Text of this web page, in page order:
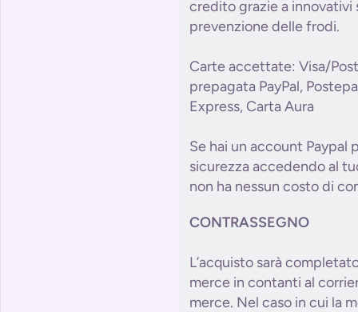
credito grazie a innovativi
prevenzione delle frodi.
Carte accettate: Visa/
prepagata PayPal,
Express, Carta Aura
Se hai un account Paypal
sicurezza accedendo al
non ha nessun costo di
CONTRASSEGNO
L’acquisto sarà
merce in contanti al
merce. Nel caso in cui la